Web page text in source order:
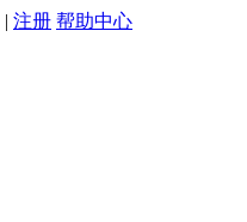
| 注册 帮助中心